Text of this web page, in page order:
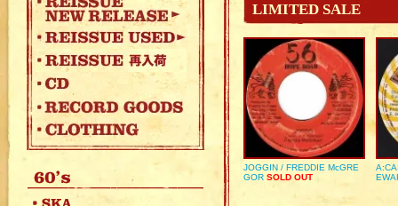
LIMITED SALE
JOGGIN / FREDDIE McGRE
GOR SOLD OUT